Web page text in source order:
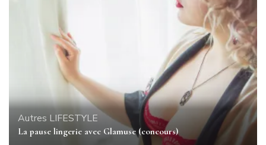
Autres LIFESTYLE
La pause lingerie avec Glamuse (concours)